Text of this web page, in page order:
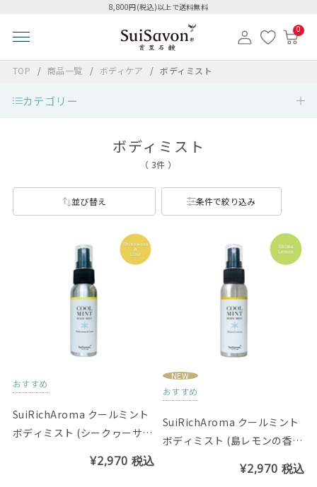
8,800円(税込)以上で送料無料
0
TOP 商品一覧 ボディケア ボディミスト
カテゴリー
ボディミスト
（ 3件 ）
並び替え 条件で絞り込み
おすすめ
SuiRichAroma クールミント
ボディミスト (シークヮーサー
¥2,970 税込
NEW
おすすめ
SuiRichAroma クールミント
ボディミスト (島レモンの香
¥2,970 税込